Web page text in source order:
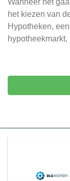
het kiezen van
Hypotheken,